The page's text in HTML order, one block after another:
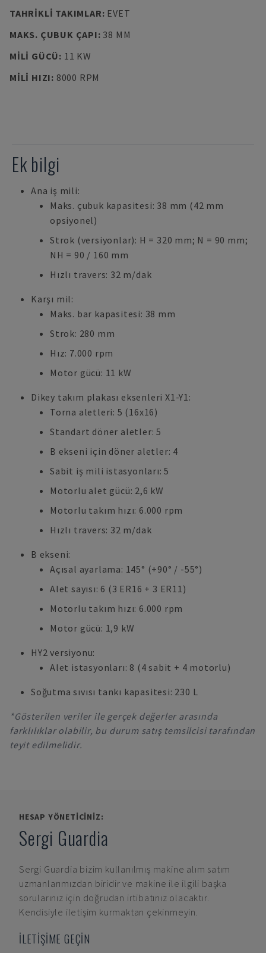
TAHRIKLI TAKIMLAR: EVET
MAKS. ÇUBUK ÇAPI: 38 MM
MILI GÜCÜ: 11 KW
MILI HIZI: 8000 RPM
Ek bilgi
Ana iş mili:
Maks. çubuk kapasitesi: 38 mm (42 mm
opsiyonel)
Strok (versiyonlar): H = 320 mm; N = 90 mm;
NH = 90 / 160 mm
Hızlı travers: 32 m/dak
Karşı mil:
Maks. bar kapasitesi: 38 mm
Strok: 280 mm
Hız: 7.000 rpm
Motor gücü: 11 kW
Dikey takım plakası eksenleri X1-Y1:
Torna aletleri: 5 (16x16)
Standart döner aletler: 5
B ekseni için döner aletler: 4
Sabit iş mili istasyonları: 5
Motorlu alet gücü: 2,6 kW
Motorlu takım hızı: 6.000 rpm
Hızlı travers: 32 m/dak
B ekseni:
Açısal ayarlama: 145° (+90° / -55°)
Alet sayısı: 6 (3 ER16 + 3 ER11)
Motorlu takım hızı: 6.000 rpm
Motor gücü: 1,9 kW
HY2 versiyonu:
Alet istasyonları: 8 (4 sabit + 4 motorlu)
Soğutma sıvısı tankı kapasitesi: 230 L
*Gösterilen veriler ile gerçek değerler arasında
farklılıklar olabilir, bu durum satış temsilcisi tarafından
teyit edilmelidir.
HESAP YÖNETICINIZ:
Sergi Guardia
Sergi Guardia bizim kullanılmış makine alım satım
uzmanlarımızdan biridir ve makine ile ilgili başka
sorularınız için doğrudan irtibatınız olacaktır.
Kendisiyle iletişim kurmaktan çekinmeyin.
İLETİŞİME GEÇİN